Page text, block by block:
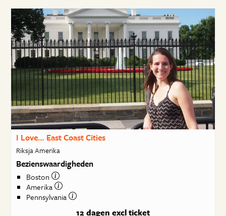
I Love… East Coast Cities
Riksja Amerika
Bezienswaardigheden
Boston
Amerika
Pennsylvania
12 dagen excl ticket